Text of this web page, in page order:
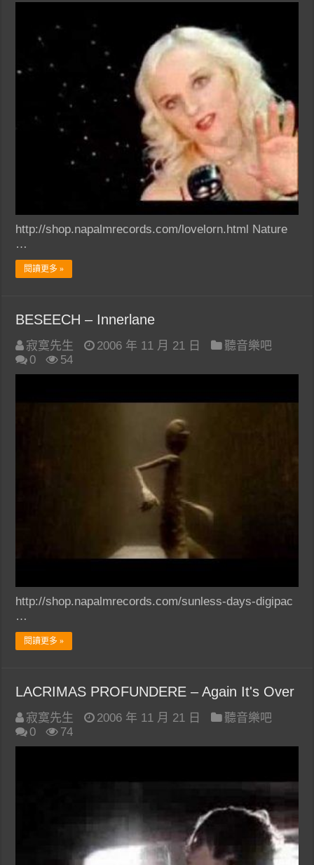
http://shop.napalmrecords.com/lovelorn.html Nature
…
閱讀更多 »
BESEECH – Innerlane
寂寞先生 2006 年 11 月 21 日
聽音樂吧
0
54
http://shop.napalmrecords.com/sunless-days-digipac
…
閱讀更多 »
LACRIMAS PROFUNDERE – Again It's Over
寂寞先生 2006 年 11 月 21 日
聽音樂吧
0
74